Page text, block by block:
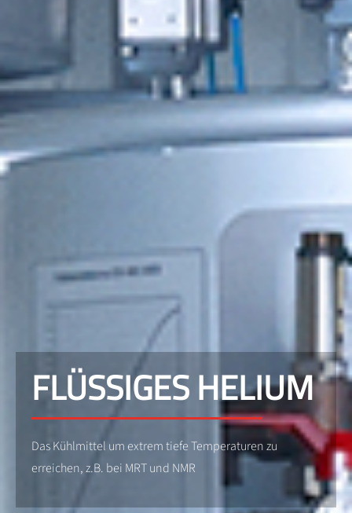
FLÜSSIGES HELIUM
Das Kühlmittel um extrem tiefe Temperaturen zu
erreichen, z.B. bei MRT und NMR